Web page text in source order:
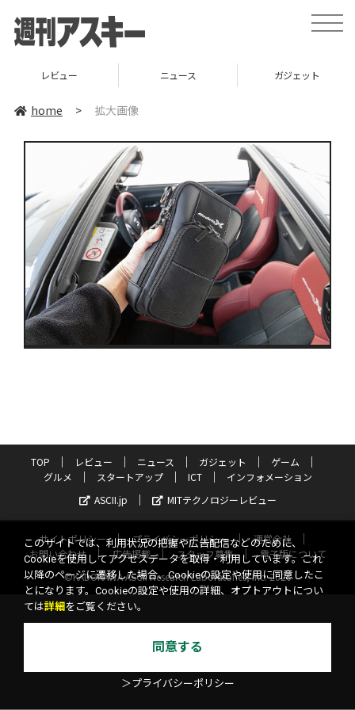
toggle
レビュー ニュース ガジェット
home > 拡大画像
TOP レビュー ニュース ガジェット
ゲーム
グルメ
スタートアップ ICT
インフォメーション
ASCII.jp
MITテクノロジーレビュー
サイトポリシー プライバシーポリシー
運営会社
お問い合わせ
広告掲載 スタッフ募集
電子版について
©KADOKAWA ASCII Research Laboratories, Inc. 2026
このサイトでは、利用状況の把握や広告配信などのために、
Cookieを使用してアクセスデータを取得・利用しています。これ
以降のページに遷移した場合、Cookieの設定や使用に同意したこ
とになります。Cookieの設定や使用の詳細、オプトアウトについ
ては詳細 をご覧ください。
同意する
＞プライバシーポリシー